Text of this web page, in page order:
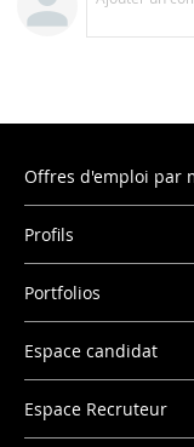
Offres d'emploi par
Profils
Portfolios
Espace candidat
Espace Recruteur